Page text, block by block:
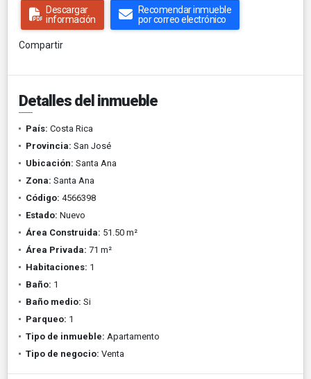
Descargar
información
Recomendar inmueble
por correo electrónico
Compartir
Detalles del inmueble
País: Costa Rica
Provincia: San José
Ubicación: Santa Ana
Zona: Santa Ana
Código: 4566398
Estado: Nuevo
Área Construida: 51.50 m²
Área Privada: 71 m²
Habitaciones: 1
Baño: 1
Baño medio: Si
Parqueo: 1
Tipo de inmueble: Apartamento
Tipo de negocio: Venta